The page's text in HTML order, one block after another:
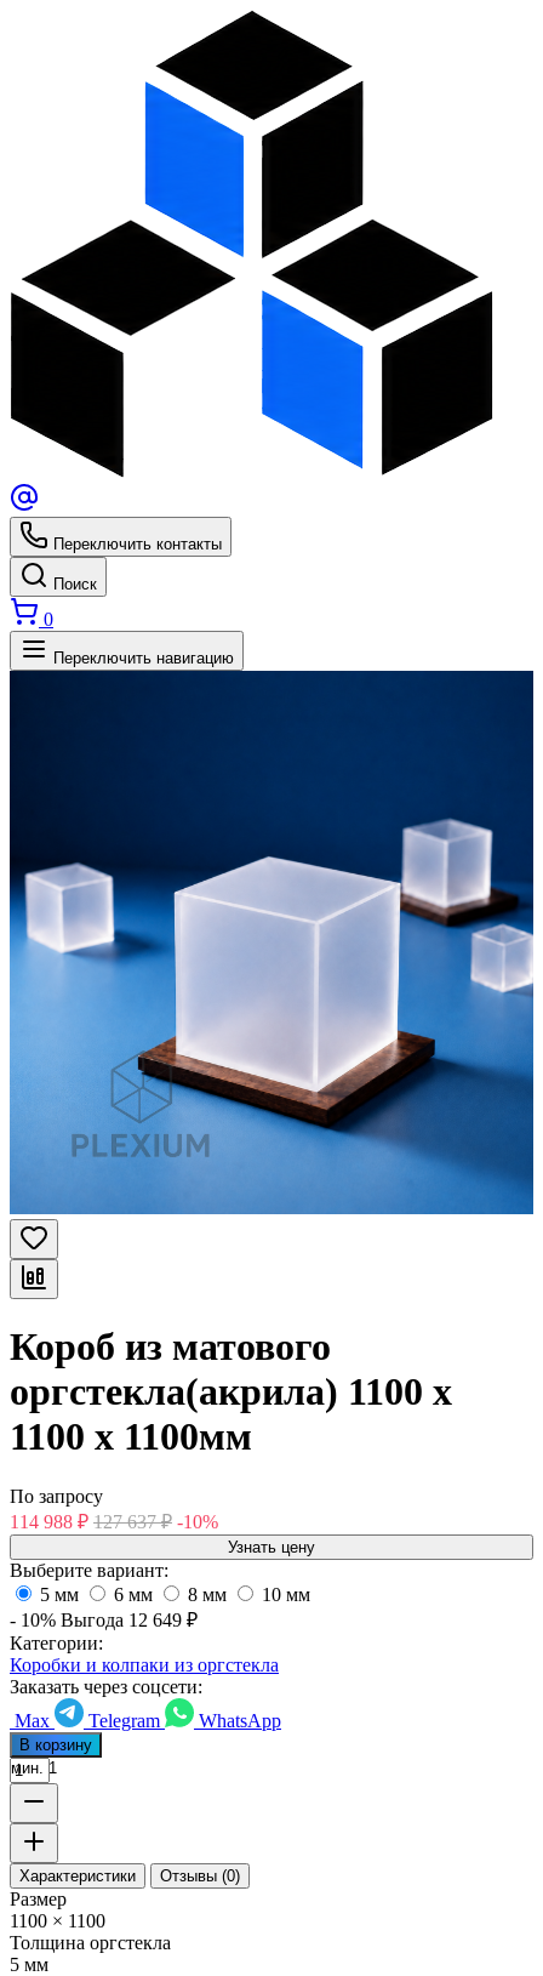
Переключить контакты
Поиск
0
Переключить навигацию
Короб из матового
оргстекла(акрила) 1100 х
1100 х 1100мм
По запросу
114 988 ₽ 127 637 ₽ -10%
Узнать цену
Выберите вариант:
5 мм
6 мм 8 мм
10 мм
- 10% Выгода 12 649 ₽
Категории:
Коробки и колпаки из оргстекла
Заказать через соцсети:
Max
Telegram WhatsApp
В корзину
мин. 1
Характеристики Отзывы (0)
Размер
1100 × 1100
Толщина оргстекла
5 мм